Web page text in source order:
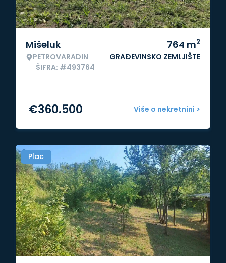
Mišeluk
PETROVARADIN
ŠIFRA: #493764
764 m2
GRAĐEVINSKO ZEMLJIŠTE
Više o nekretnini >
€360.500
Plac